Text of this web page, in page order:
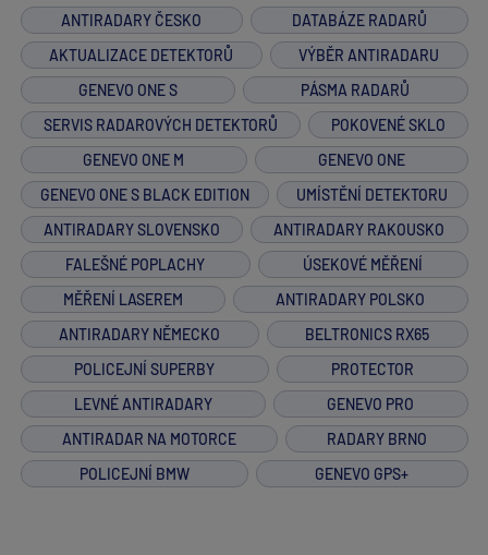
ANTIRADARY ČESKO
DATABÁZE RADARŮ
AKTUALIZACE DETEKTORŮ
VÝBĚR ANTIRADARU
GENEVO ONE S
PÁSMA RADARŮ
SERVIS RADAROVÝCH DETEKTORŮ
POKOVENÉ SKLO
GENEVO ONE M
GENEVO ONE
GENEVO ONE S BLACK EDITION
UMÍSTĚNÍ DETEKTORU
ANTIRADARY SLOVENSKO
ANTIRADARY RAKOUSKO
FALEŠNÉ POPLACHY
ÚSEKOVÉ MĚŘENÍ
MĚŘENÍ LASEREM
ANTIRADARY POLSKO
ANTIRADARY NĚMECKO
BELTRONICS RX65
POLICEJNÍ SUPERBY
PROTECTOR
LEVNÉ ANTIRADARY
GENEVO PRO
ANTIRADAR NA MOTORCE
RADARY BRNO
POLICEJNÍ BMW
GENEVO GPS+